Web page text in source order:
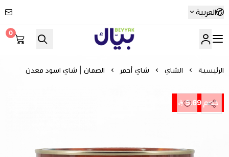
العربية
Beyyak
0
الرئيسية الشاي شاي أحمر الصمان | شاي اسود معدن
خصم 5.69